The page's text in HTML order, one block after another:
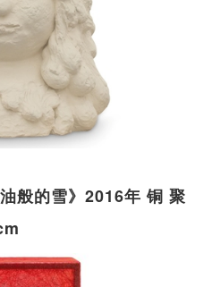
般的雪》2016年 铜 聚